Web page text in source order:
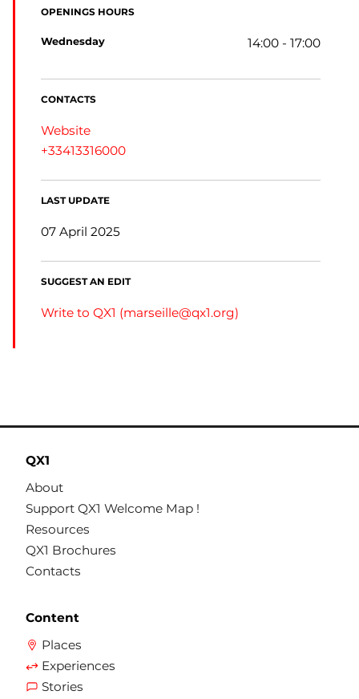
OPENINGS HOURS
wednesday 14:00 - 17:00
CONTACTS
Website
+33413316000
LAST UPDATE
07 April 2025
SUGGEST AN EDIT
Write to QX1 (marseille@qx1.org)
QX1
About
Support QX1 Welcome Map !
Resources
QX1 Brochures
Contacts
Content
Places
Experiences
Stories